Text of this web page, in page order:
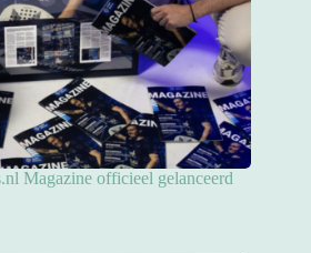
Magazine officieel gelanceerd